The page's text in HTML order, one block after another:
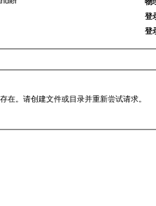
登
登
在。请创建文件或目录并重新尝试请求。